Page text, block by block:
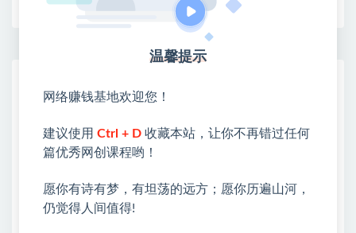
站长微信：无
❤本站：本站整合多方资源站，主要面向互联网创业
类&副业类，资源丰富 物超所值。
各种项目 + 提升网创认知。
❤本站为众多团队提供了重要价值，也为众多创业者
温馨提示
网络赚钱基地欢迎您！
建议使用 Ctrl + D 收藏本站，让你不再错过任何
篇优秀网创课程哟！
愿你有诗有梦，有坦荡的远方；愿你历遍山河，
仍觉得人间值得!